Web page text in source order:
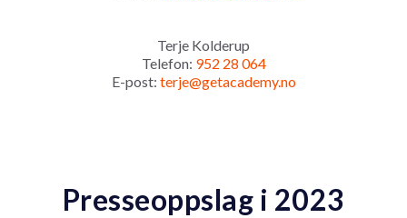
Terje Kolderup
Telefon: 952 28 064
E-post: terje@getacademy.no
Presseoppslag i 2023